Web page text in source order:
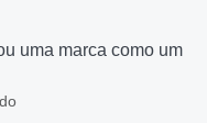
uma marca como um